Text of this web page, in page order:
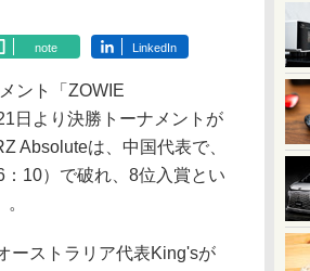
note LinkedIn
ント「ZOWIE
日より決勝トーナメントが
Absoluteは、中国代表で、
10）で破れ、8位入賞とい
ーストラリア代表King'sが